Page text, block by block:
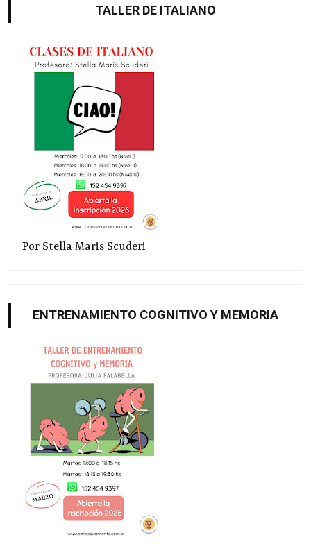
TALLER DE ITALIANO
Por Stella Maris Scuderi
ENTRENAMIENTO COGNITIVO Y MEMORIA